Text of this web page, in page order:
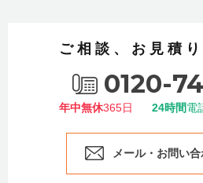
ご相談、お見積
0120-
年中無休365日 24時間電
メール・お問い